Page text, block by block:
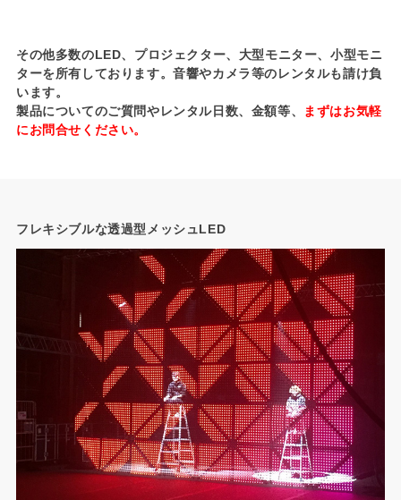
その他多数のLED、プロジェクター、大型モニター、小型モニ
ターを所有しております。音響やカメラ等のレンタルも請け負
います。
製品についてのご質問やレンタル日数、金額等、
まずはお気軽
にお問合せください。
フレキシブルな透過型メッシュLED